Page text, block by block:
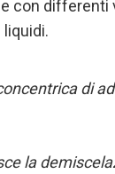
con differenti
di
la